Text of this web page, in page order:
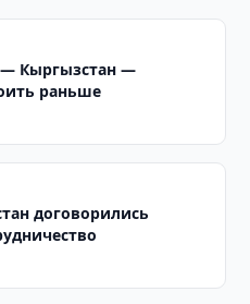
Кыргызстан —
раньше
договорились